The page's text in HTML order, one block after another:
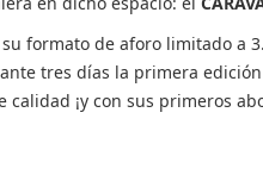
su formato de aforo limitado a
tres días la primera
¡y con sus primeros